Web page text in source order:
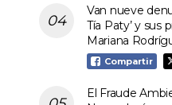
Van nueve
Tía Paty’ y sus
Mariana
Compartir
El Fraude